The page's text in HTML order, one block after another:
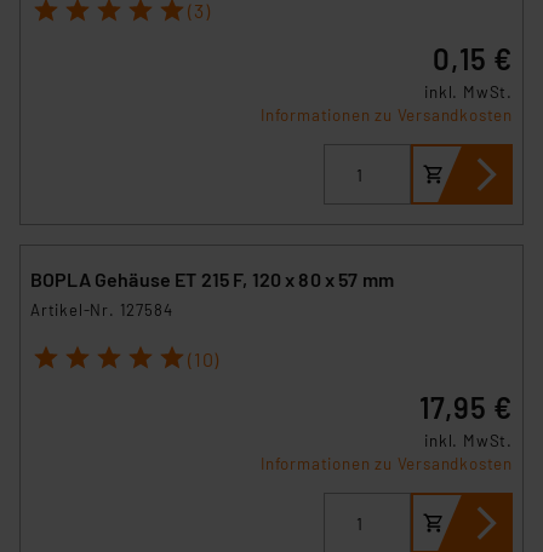
1 2 3 4 5 (3)
0,15 €
inkl. MwSt.
Informationen zu Versandkosten
BOPLA Gehäuse ET 215 F, 120 x 80 x 57 mm
Artikel-Nr. 127584
1 2 3 4 5 (10)
17,95 €
inkl. MwSt.
Informationen zu Versandkosten